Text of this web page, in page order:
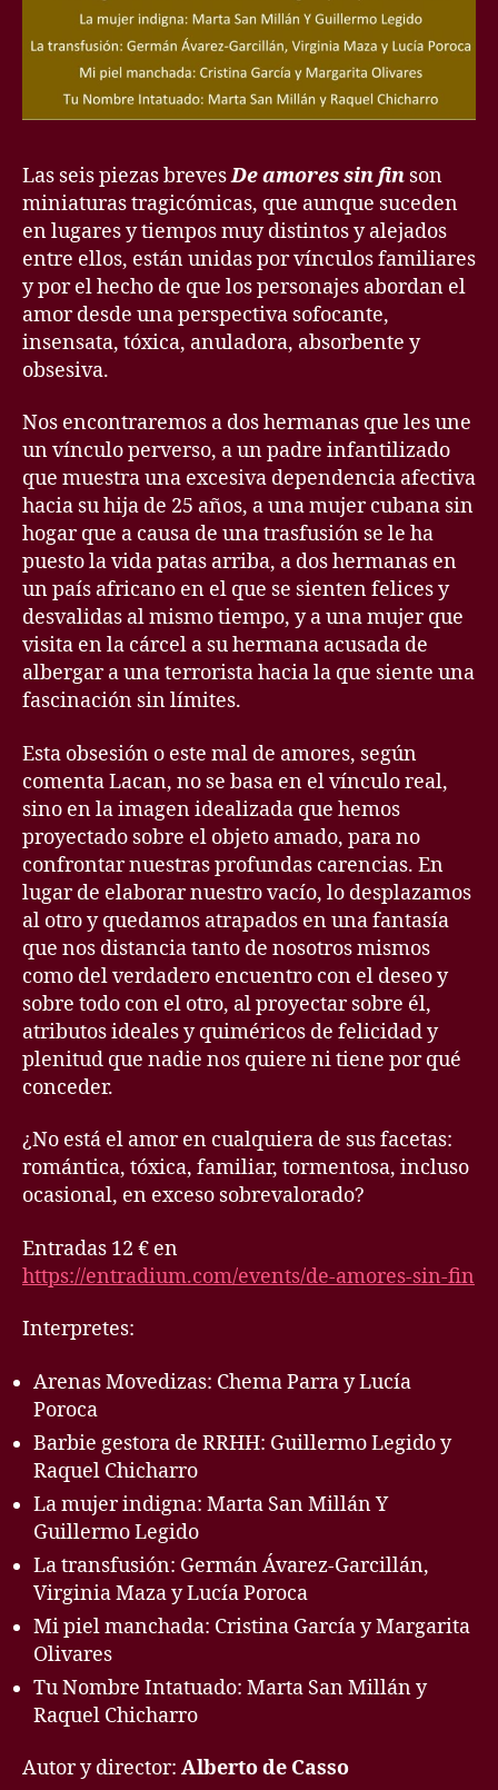
Las seis piezas brevesDe amores sin fin son
miniaturas tragicómicas, que aunque suceden
en lugares y tiempos muy distintos y alejados
entre ellos, están unidas por vínculos familiares
y por el hecho de que los personajes abordan el
amor desde una perspectiva sofocante,
insensata, tóxica, anuladora, absorbente y
obsesiva.
Nos encontraremos a dos hermanas que les une
un vínculo perverso, a un padre infantilizado
que muestra una excesiva dependencia afectiva
hacia su hija de 25 años, a una mujer cubana sin
hogar que a causa de una trasfusión se le ha
puesto la vida patas arriba, a dos hermanas en
un país africano en el que se sienten felices y
desvalidas al mismo tiempo, y a una mujer que
visita en la cárcel a su hermana acusada de
albergar a una terrorista hacia la que siente una
fascinación sin límites.
Esta obsesión o este mal de amores, según
comenta Lacan, no se basa en el vínculo real,
sino en la imagen idealizada que hemos
proyectado sobre el objeto amado, para no
confrontar nuestras profundas carencias. En
lugar de elaborar nuestro vacío, lo desplazamos
al otro y quedamos atrapados en una fantasía
que nos distancia tanto de nosotros mismos
como del verdadero encuentro con el deseo y
sobre todo con el otro, al proyectar sobre él,
atributos ideales y quiméricos de felicidad y
plenitud que nadie nos quiere ni tiene por qué
conceder.
¿No está el amor en cualquiera de sus facetas:
romántica, tóxica, familiar, tormentosa, incluso
ocasional, en exceso sobrevalorado?
Entradas 12 € en
https://entradium.com/events/de-amores-sin-fin
Interpretes:
Arenas Movedizas: Chema Parra y Lucía
Poroca
Barbie gestora de RRHH: Guillermo Legido y
Raquel Chicharro
La mujer indigna: Marta San Millán Y
Guillermo Legido
La transfusión: Germán Ávarez-Garcillán,
Virginia Maza y Lucía Poroca
Mi piel manchada: Cristina García y Margarita
Olivares
Tu Nombre Intatuado: Marta San Millán y
Raquel Chicharro
Autor y director: Alberto de Casso